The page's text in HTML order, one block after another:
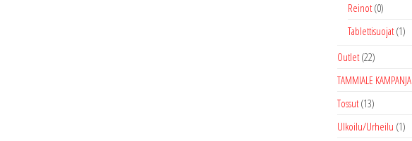
Reinot (0)
Tablettisuojat (1)
Outlet (22)
TAMMIALE KAMPANJA
Tossut (13)
Ulkoilu/Urheilu (1)